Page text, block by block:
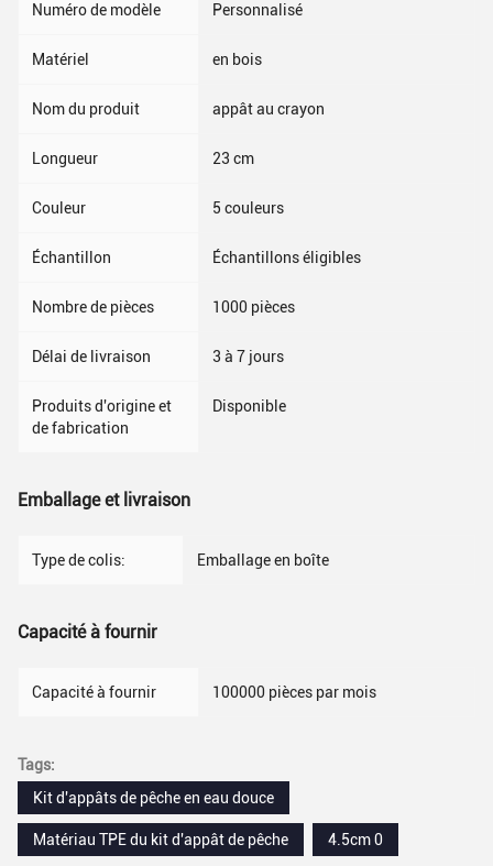
Numéro de modèle Personnalisé
Matériel en bois
Nom du produit appât au crayon
Longueur 23 cm
Couleur 5 couleurs
Échantillon Échantillons éligibles
Nombre de pièces 1000 pièces
Délai de livraison 3 à 7 jours
Produits d'origine et
de fabrication
Disponible
Emballage et livraison
Type de colis: Emballage en boîte
Capacité à fournir
Capacité à fournir 100000 pièces par mois
Tags:
Kit d'appâts de pêche en eau douce
Matériau TPE du kit d'appât de pêche 4.5cm 0